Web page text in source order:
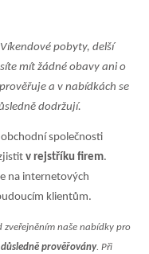
pobyty, delší
mít žádné obavy ani o
a v nabídkách se
dodržují.
společnosti
v rejstříku firem.
na internetových
klientům.
zveřejněním naše nabídky pro
důsledně prověřovány. Při